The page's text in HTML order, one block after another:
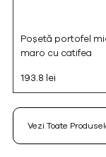
Poșetă portofel
maro cu catifea
193.8 lei
Vezi Toate